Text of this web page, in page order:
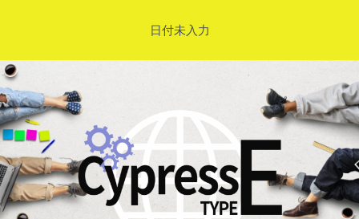
日付未入力